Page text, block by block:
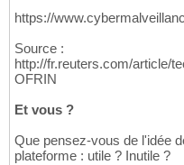
https://
Source :
http://fr.reuters.com/article/
OFRIN
Et vous ?
Que pensez-vous de l'idée
plateforme : utile ? Inutile ?